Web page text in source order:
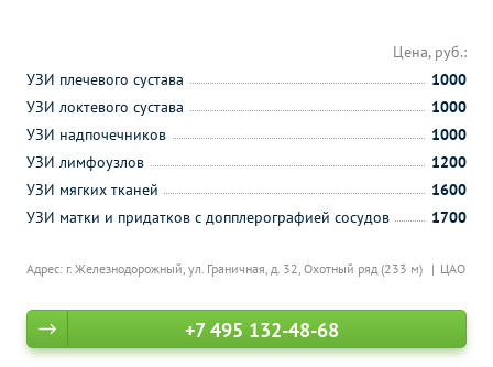
Адрес: г. Железнодорожный, ул. Граничная, д. 32, Охотный ряд (233 м) ЦАО
Цена, руб.:
УЗИ плечевого сустава
1000
УЗИ локтевого сустава
1000
УЗИ надпочечников
1000
УЗИ лимфоузлов
1200
УЗИ мягких тканей
1600
УЗИ матки и придатков с допплерографией сосудов
1700
+7 495 132-48-68